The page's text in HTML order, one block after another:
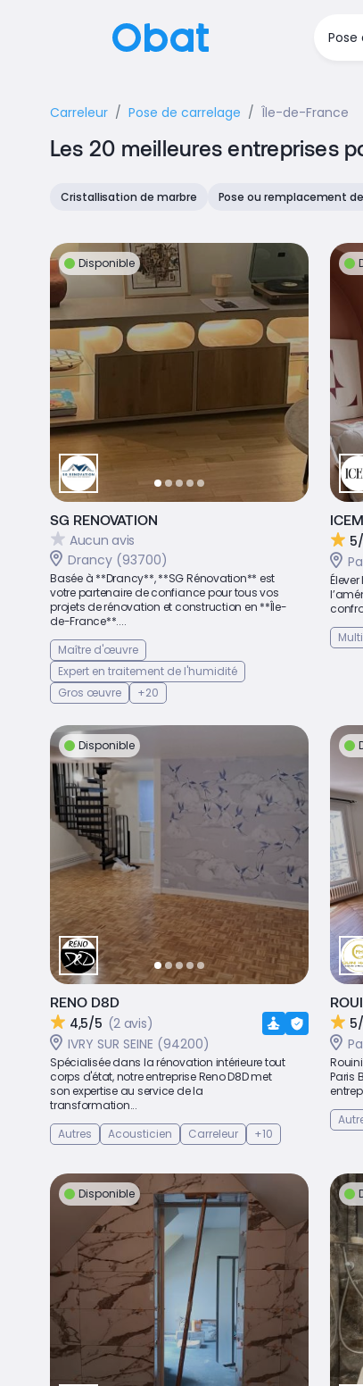
Carreleur Pose de carrelage Île-de-France
Les 20 meilleures entreprises
Cristallisation de marbre Pose ou remplacement
Disponible
SG RENOVATION
Aucun avis
Drancy (93700)
Basée à **Drancy**, **SG Rénovation** est
votre partenaire de confiance pour tous vos
projets de rénovation et construction en **Île-
de-France**....
Maître d'œuvre
Expert en traitement de l'humidité
Gros œuvre
+20
Disponible
RENO D8D
4,5/5 (2 avis)
IVRY SUR SEINE (94200)
Spécialisée dans la rénovation intérieure tout
corps d'état, notre entreprise Reno D8D met
son expertise au service de la
transformation...
Autres
Acousticien Carreleur +10
Paris
Disponible